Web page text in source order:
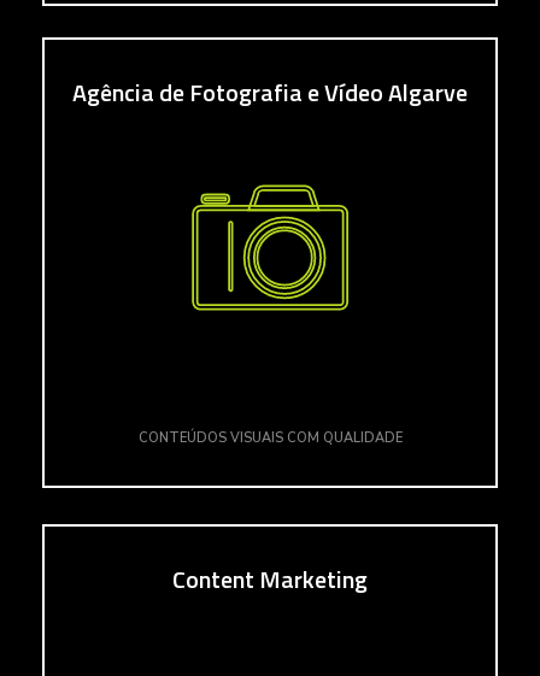
Agência de Fotografia e Vídeo Algarve
CONTEÚDOS VISUAIS COM QUALIDADE
Content Marketing